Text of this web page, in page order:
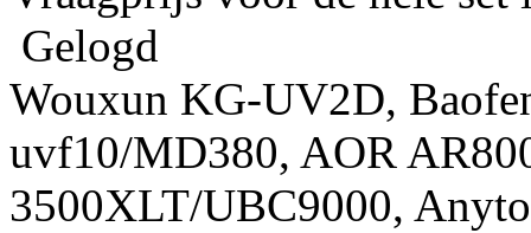
Gelogd
Wouxun KG-UV2D,
uvf10/MD380, AOR
3500XLT/UBC9000,